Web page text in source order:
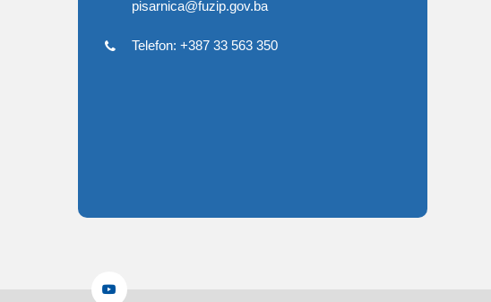
pisarnica@fuzip.gov.ba
Telefon: +387 33 563 350